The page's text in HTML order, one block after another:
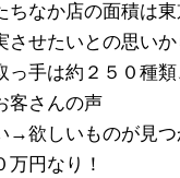
ちなか店の面積は
させたいとの思い
っ手は約２５０種
客さんの声
→欲しいものが見
万円なり！